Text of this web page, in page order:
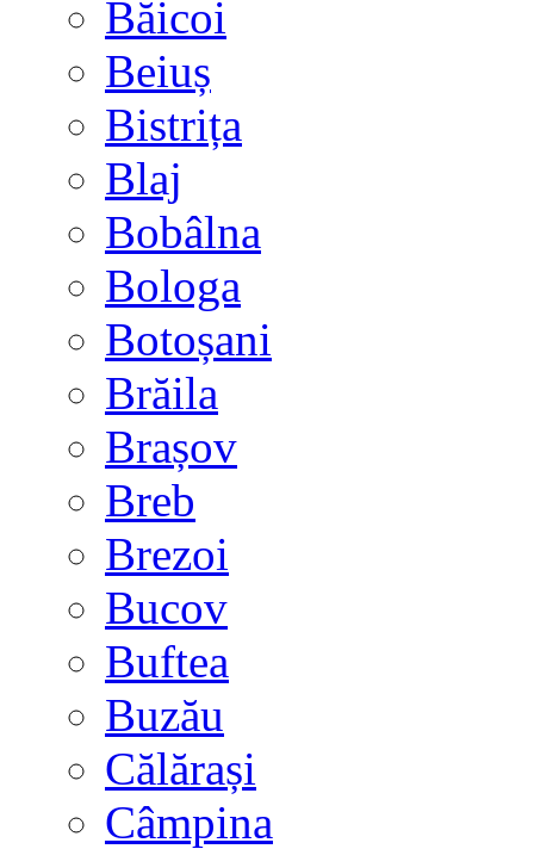
Băicoi
Beiuș
Bistrița
Blaj
Bobâlna
Bologa
Botoșani
Brăila
Brașov
Breb
Brezoi
Bucov
Buftea
Buzău
Călărași
Câmpina